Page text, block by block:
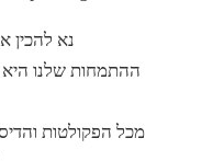
נא להכין
מכל הפקולטות